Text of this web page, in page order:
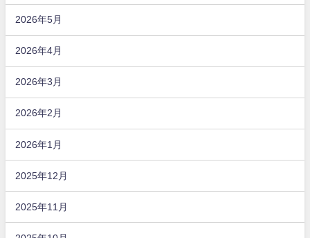
2026年5月
2026年4月
2026年3月
2026年2月
2026年1月
2025年12月
2025年11月